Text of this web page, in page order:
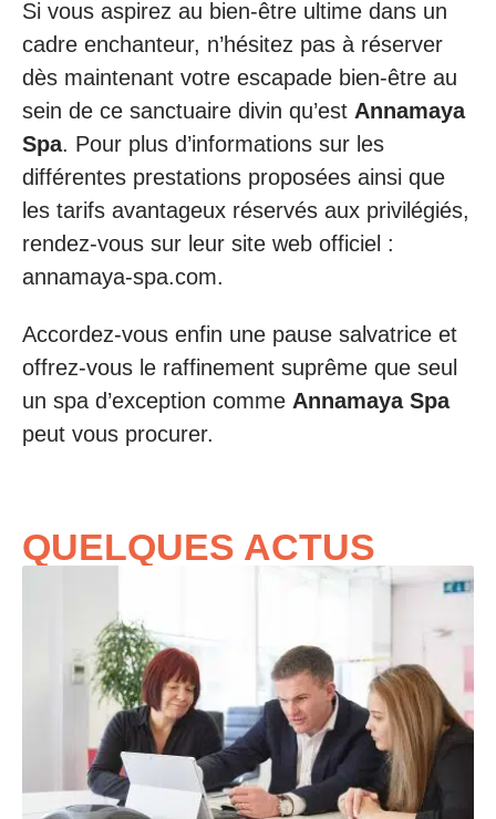
Si vous aspirez au bien-être ultime dans un
cadre enchanteur, n’hésitez pas à réserver
dès maintenant votre escapade bien-être au
sein de ce sanctuaire divin qu’est Annamaya
Spa. Pour plus d’informations sur les
différentes prestations proposées ainsi que
les tarifs avantageux réservés aux privilégiés,
rendez-vous sur leur site web officiel :
annamaya-spa.com.
Accordez-vous enfin une pause salvatrice et
offrez-vous le raffinement suprême que seul
un spa d’exception comme Annamaya Spa
peut vous procurer.
QUELQUES ACTUS